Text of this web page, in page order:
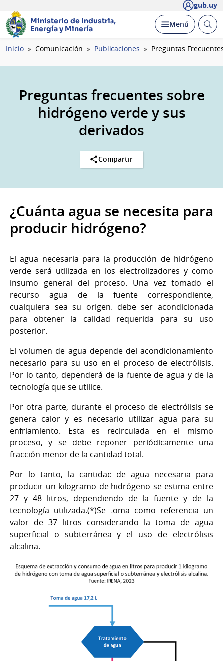
gub.uy
Ministerio de Industria,
Energía y Minería
Desplegar
Menú Abrir
Ruta
navegación
Inicio Comunicación Publicaciones Preguntas
Preguntas frecuentes sobre
hidrógeno verde y sus
derivados
Compartir
¿Cuánta agua se necesita para
producir hidrógeno?
El agua necesaria para la producción de hidrógeno
verde será utilizada en los electrolizadores y como
insumo general del proceso. Una vez tomado el
recurso agua de la fuente correspondiente,
cualquiera sea su origen, debe ser acondicionada
para obtener la calidad requerida para su uso
posterior.
El volumen de agua depende del acondicionamiento
necesario para su uso en el proceso de electrólisis.
Por lo tanto, dependerá de la fuente de agua y de la
tecnología que se utilice.
Por otra parte, durante el proceso de electrólisis se
genera calor y es necesario utilizar agua para su
enfriamiento. Esta es recirculada en el mismo
proceso, y se debe reponer periódicamente una
fracción menor de la cantidad total.
Por lo tanto, la cantidad de agua necesaria para
producir un kilogramo de hidrógeno se estima entre
27 y 48 litros, dependiendo de la fuente y de la
tecnología utilizada.(*)Se toma como referencia un
valor de 37 litros considerando la toma de agua
superficial o subterránea y el uso de electrólisis
alcalina.